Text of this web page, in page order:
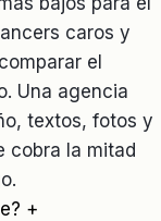
caros y
el
Una agencia
textos, fotos y
cobra la mitad
+